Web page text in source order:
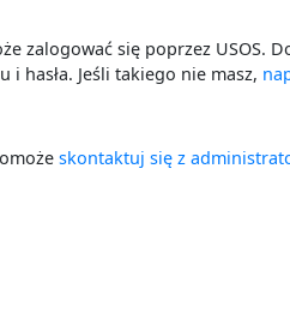
zalogować się poprzez USOS.
hasła. Jeśli takiego nie masz,
skontaktuj się z